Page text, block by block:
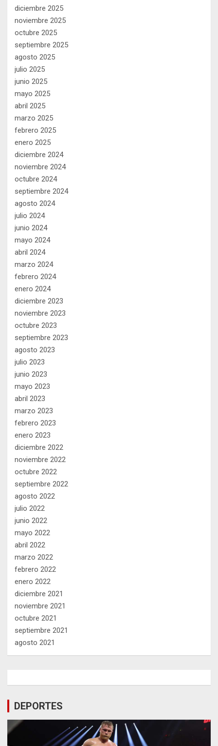
diciembre 2025
noviembre 2025
octubre 2025
septiembre 2025
agosto 2025
julio 2025
junio 2025
mayo 2025
abril 2025
marzo 2025
febrero 2025
enero 2025
diciembre 2024
noviembre 2024
octubre 2024
septiembre 2024
agosto 2024
julio 2024
junio 2024
mayo 2024
abril 2024
marzo 2024
febrero 2024
enero 2024
diciembre 2023
noviembre 2023
octubre 2023
septiembre 2023
agosto 2023
julio 2023
junio 2023
mayo 2023
abril 2023
marzo 2023
febrero 2023
enero 2023
diciembre 2022
noviembre 2022
octubre 2022
septiembre 2022
agosto 2022
julio 2022
junio 2022
mayo 2022
abril 2022
marzo 2022
febrero 2022
enero 2022
diciembre 2021
noviembre 2021
octubre 2021
septiembre 2021
agosto 2021
DEPORTES